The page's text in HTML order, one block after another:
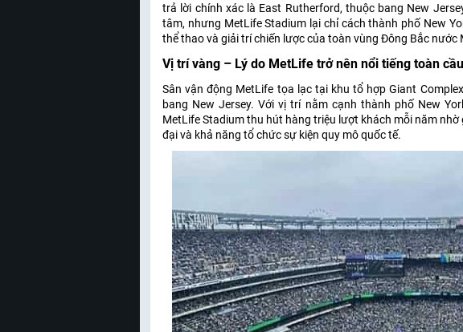
trả lời chính xác là East Rutherford, thuộc bang New
tâm, nhưng MetLife Stadium lại chỉ cách thành phố New
thể thao và giải trí chiến lược của toàn vùng Đông Bắc nước
Vị trí vàng – Lý do MetLife trở nên nổi tiếng toàn cầu
Sân vận động MetLife tọa lạc tại khu tổ hợp Giant
bang New Jersey. Với vị trí nằm cạnh thành phố New
MetLife Stadium thu hút hàng triệu lượt khách mỗi năm
đại và khả năng tổ chức sự kiện quy mô quốc tế.